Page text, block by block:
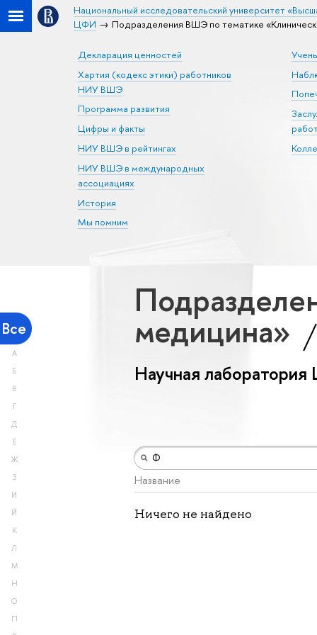
Национальный исследовательский университет
ЦФИ
Подразделения ВШЭ по тематике
Декларация ценностей
Хартия (кодекс этики) работников
НИУ ВШЭ
Программа развития
Цифры и факты
НИУ ВШЭ в рейтингах
НИУ ВШЭ в международных
ассоциациях
История
Мы помним
Все
А
Б
В
Г
Д
Е
Ж
З
И
Й
К
Л
М
Н
О
П
медицина»
Научная
Название
Ничего не найдено